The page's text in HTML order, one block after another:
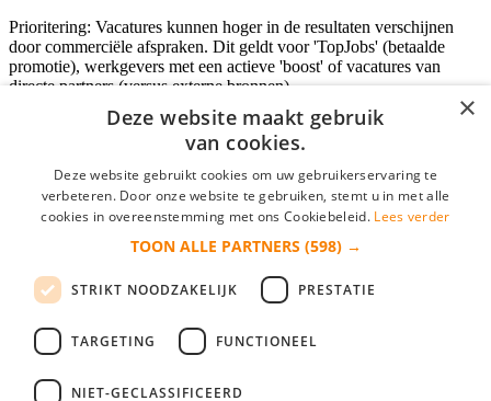
Prioritering: Vacatures kunnen hoger in de resultaten verschijnen
door commerciële afspraken. Dit geldt voor 'TopJobs' (betaalde
promotie), werkgevers met een actieve 'boost' of vacatures van
directe partners (versus externe bronnen).
Inloggen als bedrijf
*
login gegevens onthouden
login
Bedrijf aanmelden
×
Deze website maakt gebruik
van cookies.
Deze website gebruikt cookies om uw gebruikerservaring te
verbeteren. Door onze website te gebruiken, stemt u in met alle
cookies in overeenstemming met ons Cookiebeleid. Lees verder
TOON ALLE PARTNERS (598) →
STRIKT NOODZAKELIJK PRESTATIE
TARGETING FUNCTIONEEL
NIET-GECLASSIFICEERD